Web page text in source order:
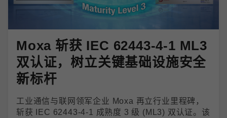
Moxa 斩获 IEC 62443-4-1 ML3
双认证，树立关键基础设施安全
新标杆
工业通信与联网领军企业 Moxa 再立行业里程碑，
斩获 IEC 62443-4-1 成熟度 3 级 (ML3) 双认证。该